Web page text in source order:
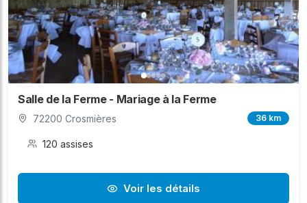
Salle de la Ferme - Mariage à la Ferme
72200 Crosmières 36 km
120 assises
Voir les détails